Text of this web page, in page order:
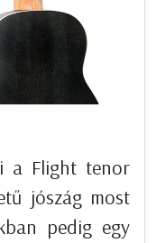
a Flight tenor
jószág most
pedig egy